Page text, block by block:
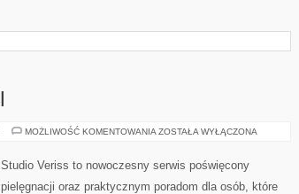
MOŻLIWOŚĆ KOMENTOWANIA TRENDY
ZOSTAŁA WYŁĄCZONA
Studio Veriss to nowoczesny serwis poświęcony
pielęgnacji oraz praktycznym poradom dla osób, które